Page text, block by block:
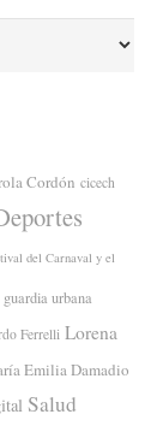
Cordón cicech
del Carnaval y el
guardia urbana
Ferrelli Lorena
Emilia Damadio
Salud